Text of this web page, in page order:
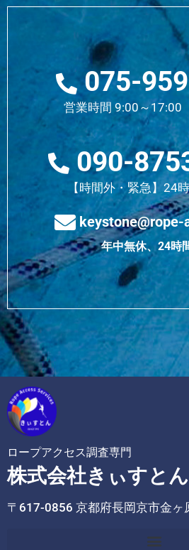
075-
営業時間 9:00～17:00
090-
【時間外・緊急】24
keystone@rope-
年中無休、24時
ロープアクセス調査専門
株式会社きぃすとん
〒617-0856 京都府長岡京市金ヶ